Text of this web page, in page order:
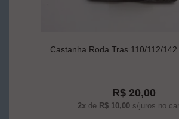
Castanha Roda Tras 110/112/
R$ 20,00
2xde R$ 10,00s/juros no